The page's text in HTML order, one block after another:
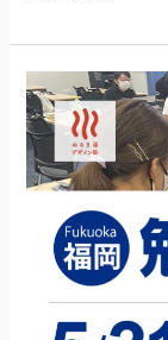
5
月
31
日
（土）